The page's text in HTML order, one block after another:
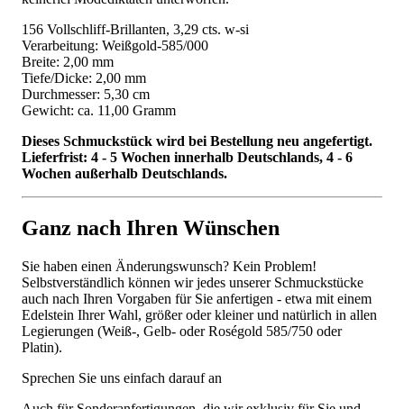
156 Vollschliff-Brillanten, 3,29 cts. w-si
Verarbeitung: Weißgold-585/000
Breite: 2,00 mm
Tiefe/Dicke: 2,00 mm
Durchmesser: 5,30 cm
Gewicht: ca. 11,00 Gramm
Dieses Schmuckstück wird bei Bestellung neu angefertigt.
Lieferfrist: 4 - 5 Wochen innerhalb Deutschlands, 4 - 6
Wochen außerhalb Deutschlands.
Ganz nach Ihren Wünschen
Sie haben einen Änderungswunsch? Kein Problem!
Selbstverständlich können wir jedes unserer Schmuckstücke
auch nach Ihren Vorgaben für Sie anfertigen - etwa mit einem
Edelstein Ihrer Wahl, größer oder kleiner und natürlich in allen
Legierungen (Weiß-, Gelb- oder Roségold 585/750 oder
Platin).
Sprechen Sie uns einfach darauf an